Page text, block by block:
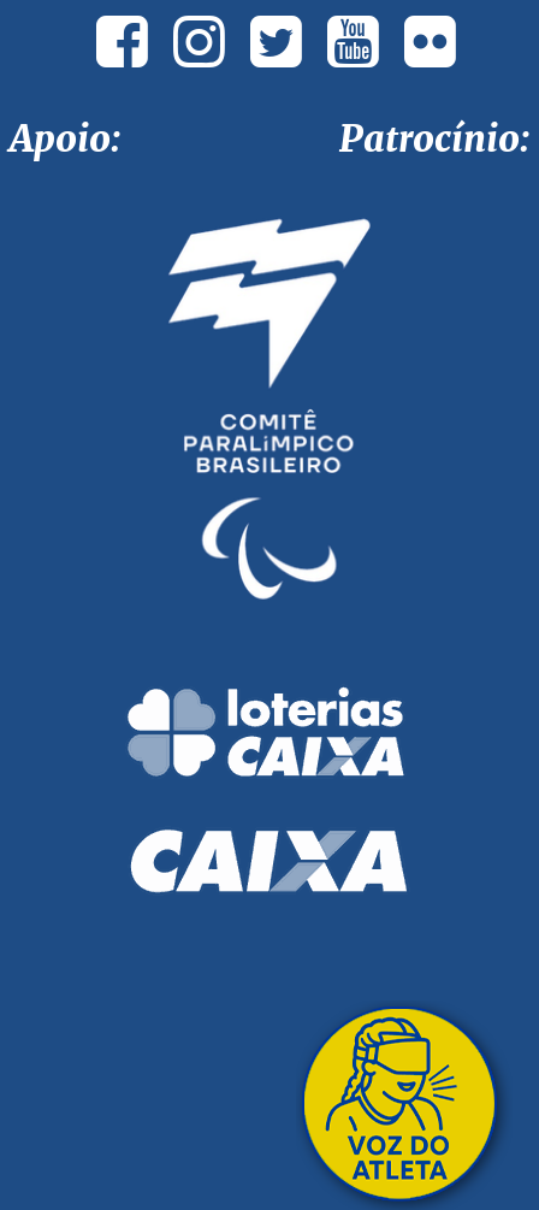
Apoio: Patrocínio: